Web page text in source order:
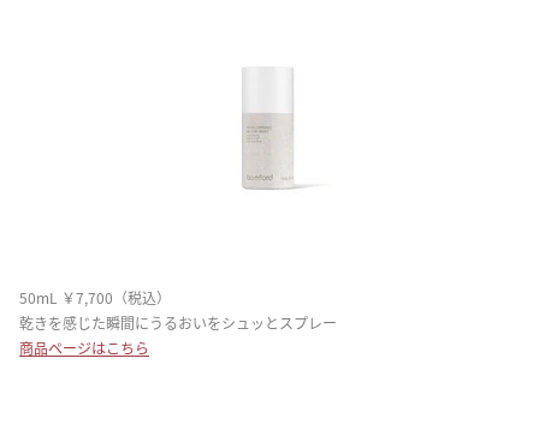
50mL ￥7,700（税込）
乾きを感じた瞬間にうるおいをシュッとスプレー
商品ページはこちら